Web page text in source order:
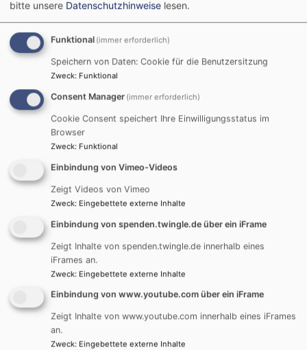
Einführung von
Prädikantin Christl
Schäfer-Geiger in den
Dienst der Evangelischen
Kirche
Bildrechte Thomas Geiger
Schäfer-Geiger im
Altensittenbach als
Prädikantin
Tobias Schäfer leitete den feierlichen Gottesdienst
und fand wertschätzende Worte für ihr
Engagement und ihren Weg zur Prädikantin. „Wir
trauen es Ihnen zu“, betonte er in seiner Ansprache
und bedankte sich für die eingebrachte Zeit in der
Ausbildung und die zukünftige im Einsatz in der
bitte unsere Datenschutzhinweise lesen.
Funktional (immer erforderlich)
Speichern von Daten: Cookie für die Benutzersitzung
Zweck: Funktional
Consent Manager (immer erforderlich)
Cookie Consent speichert Ihre Einwilligungsstatus im
Browser
Zweck: Funktional
Einbindung von Vimeo-Videos
Zeigt Videos von Vimeo
Zweck: Eingebettete externe Inhalte
Einbindung von spenden.twingle.de über ein iFrame
Zeigt Inhalte von spenden.twingle.de innerhalb eines
iFrames an.
Zweck: Eingebettete externe Inhalte
Einbindung von www.youtube.com über ein iFrame
Zeigt Inhalte von www.youtube.com innerhalb eines iFrames
an.
Zweck: Eingebettete externe Inhalte